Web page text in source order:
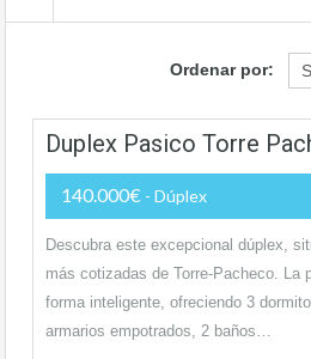
Ordenar por:
Duplex Pasico Torre
140.000€ - Dúplex
Descubra este excepcional dúplex,
más cotizadas de Torre-Pacheco. La
forma inteligente, ofreciendo 3
armarios empotrados, 2 baños…